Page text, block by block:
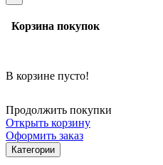
Корзина покупок
В корзине пусто!
Продолжить покупки
Открыть корзину
Оформить заказ
Категории